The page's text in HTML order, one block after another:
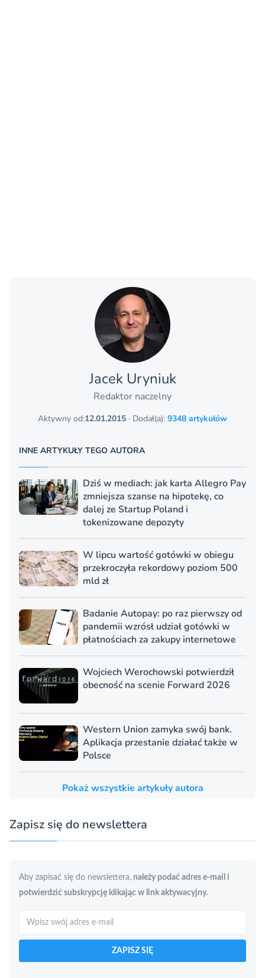
Jacek Uryniuk
Redaktor naczelny
Aktywny od:12.01.2015 · Dodał(a): 9348 artykułów
INNE ARTYKUŁY TEGO AUTORA
Dziś w mediach: jak karta Allegro Pay
zmniejsza szanse na hipotekę, co
dalej ze Startup Poland i
tokenizowane depozyty
W lipcu wartość gotówki w obiegu
przekroczyła rekordowy poziom 500
mld zł
Badanie Autopay: po raz pierwszy od
pandemii wzrósł udział gotówki w
płatnościach za zakupy internetowe
Wojciech Werochowski potwierdził
obecność na scenie Forward 2026
Western Union zamyka swój bank.
Aplikacja przestanie działać także w
Polsce
Pokaż wszystkie artykuły autora
Zapisz się do newslettera
Aby zapisać się do newslettera, należy podać adres e-mail i
potwierdzić subskrypcję klikając w link aktywacyjny.
ZAPISZ SIĘ